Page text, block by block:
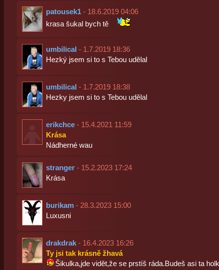
patousek1- 18.6.2019 04:06
krasa šukal bych tě
umbilical - 1.7.2019 18:36
Hezký jsem si to s Tebou udělal
umbilical - 1.7.2019 18:38
Hezky jsem si to s Tebou udělal
erikchce- 15.4.2021 11:59
Krása
Nádherné wau
stranger- 15.2.2023 17:24
Krása
burikam- 28.3.2023 15:00
Luxusni
drakdrak- 16.4.2023 16:26
Ty jsi tak krásně žhavá
Šikulka,jde vidět,že se prstíš ráda.Budeš asi ta